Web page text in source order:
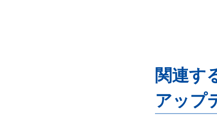
関連す
アップ